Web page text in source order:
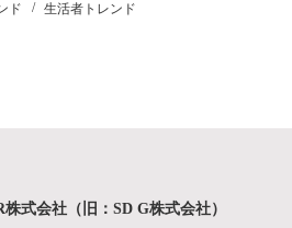
ド 生活者トレンド
株式会社（旧：SD G株式会社）